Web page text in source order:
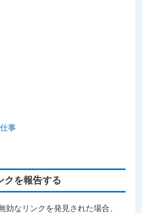
事
クを報告する
効なリンクを発見された場合、